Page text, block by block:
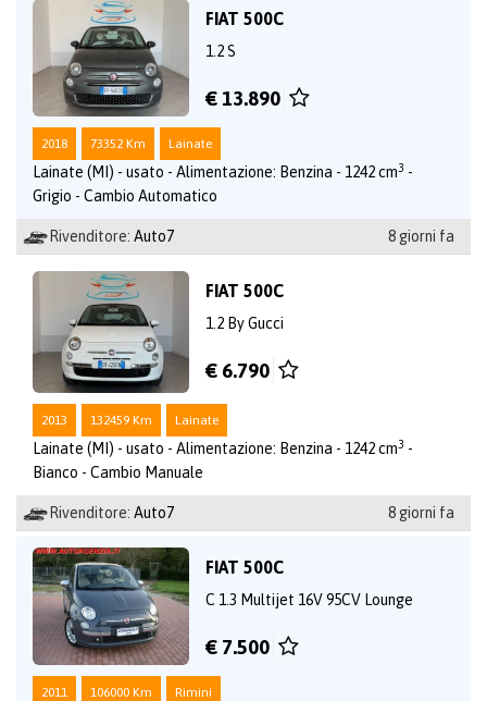
FIAT 500C
1.2 S
€ 13.890
2018 73352 Km Lainate
Lainate (MI) - usato - Alimentazione: Benzina - 1242 cm3 -
Grigio - Cambio Automatico
Rivenditore: Auto7 8 giorni fa
FIAT 500C
1.2 By Gucci
€ 6.790
2013 132459 Km Lainate
Lainate (MI) - usato - Alimentazione: Benzina - 1242 cm3 -
Bianco - Cambio Manuale
Rivenditore: Auto7 8 giorni fa
FIAT 500C
C 1.3 Multijet 16V 95CV Lounge
€ 7.500
2011 106000 Km Rimini